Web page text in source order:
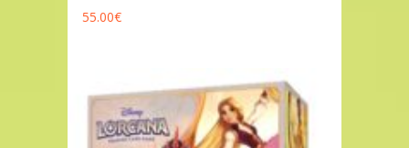
55.00€